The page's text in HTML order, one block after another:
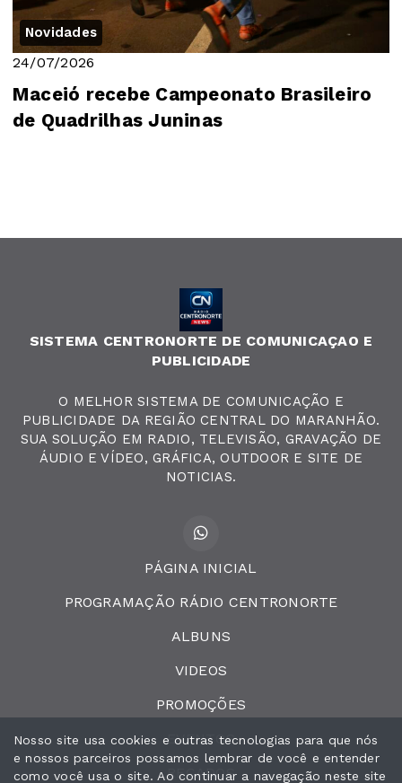
Novidades
24/07/2026
Maceió recebe Campeonato Brasileiro
de Quadrilhas Juninas
SISTEMA CENTRONORTE DE COMUNICAÇAO E
PUBLICIDADE
O MELHOR SISTEMA DE COMUNICAÇÃO E
PUBLICIDADE DA REGIÃO CENTRAL DO MARANHÃO.
SUA SOLUÇÃO EM RADIO, TELEVISÃO, GRAVAÇÃO DE
ÁUDIO E VÍDEO, GRÁFICA, OUTDOOR E SITE DE
NOTICIAS.
PÁGINA INICIAL
PROGRAMAÇÃO RÁDIO CENTRONORTE
ALBUNS
VIDEOS
PROMOÇÕES
EVENTOS
RECADOS
Nosso site usa cookies e outras tecnologias para que nós
e nossos parceiros possamos lembrar de você e entender
como você usa o site. Ao continuar a navegação neste site